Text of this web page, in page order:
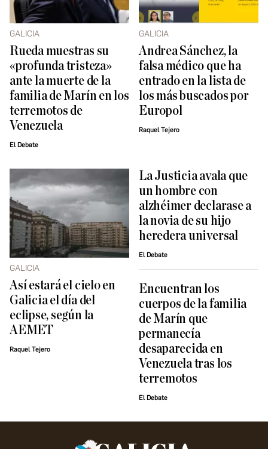
GALICIA
Rueda muestras su
«profunda tristeza»
ante la muerte de la
familia de Marín en los
terremotos de
Venezuela
El Debate
GALICIA
Andrea Sánchez, la
falsa médico que ha
entrado en la lista de
los más buscados por
Europol
Raquel Tejero
GALICIA
Así estará el cielo en
Galicia el día del
eclipse, según la
AEMET
Raquel Tejero
La Justicia avala que
un hombre con
alzhéimer declarase a
la novia de su hijo
heredera universal
El Debate
Encuentran los
cuerpos de la familia
de Marín que
permanecía
desaparecida en
Venezuela tras los
terremotos
El Debate